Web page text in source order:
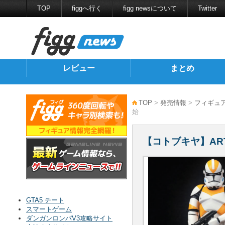
TOP figgへ行く figg newsについて Twitter
レビュー まとめ
TOP > 発売情報 > フィギュ
始
【コトブキヤ】
GTA5 チート
スマートゲーム
ダンガンロンパV3攻略サイト